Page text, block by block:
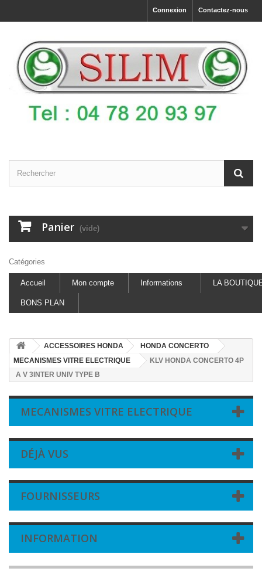
Contactez-nous
Connexion
Panier (vide)
Catégories
Accueil Mon compte Informations LA
BONS PLAN
ACCESSOIRES HONDA
HONDA CONCERTO
MECANISMES VITRE ELECTRIQUE
KLV HONDA CONCERTO 4P
A V 3INTER UNIV TYPE B
MECANISMES VITRE ELECTRIQUE
DÉJÀ VUS
FOURNISSEURS
INFORMATION